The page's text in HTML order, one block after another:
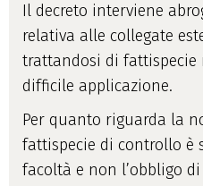
Il decreto interviene
relativa alle collegate
trattandosi di fattispecie
difficile applicazione.
Per quanto riguarda la
fattispecie di controllo è
facoltà e non l’obbligo